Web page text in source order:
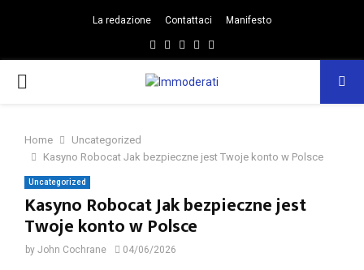
La redazione Contattaci Manifesto
Facebook
TwitterInstagram
Linkedin
PRIMARY
Home
Uncategorized
Kasyno Robocat Jak bezpieczne jest Twoje konto w Polsce
Uncategorized
Kasyno Robocat Jak bezpieczne jest
Twoje konto w Polsce
by John Cochrane 04/06/2026